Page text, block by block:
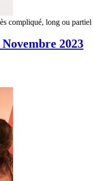
compliqué, long ou
2023